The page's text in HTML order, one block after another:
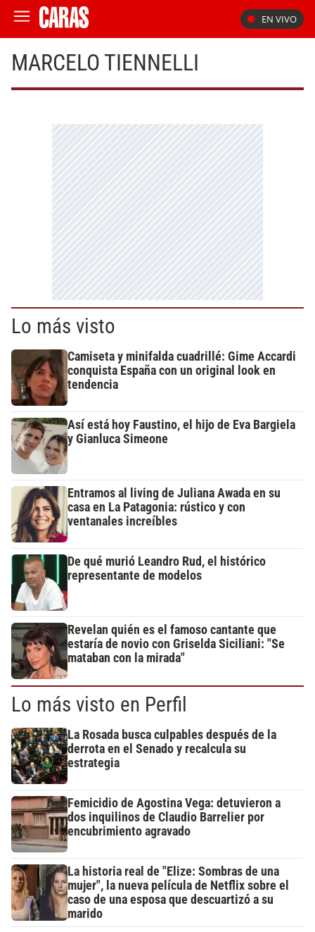
EN VIVO
MARCELO TIENNELLI
Lo más visto
Camiseta y minifalda cuadrillé: Gime Accardi
conquista España con un original look en
tendencia
Así está hoy Faustino, el hijo de Eva Bargiela
y Gianluca Simeone
Entramos al living de Juliana Awada en su
casa en La Patagonia: rústico y con
ventanales increíbles
De qué murió Leandro Rud, el histórico
representante de modelos
Revelan quién es el famoso cantante que
estaría de novio con Griselda Siciliani: "Se
mataban con la mirada"
Lo más visto en Perfil
La Rosada busca culpables después de la
derrota en el Senado y recalcula su
estrategia
Femicidio de Agostina Vega: detuvieron a
dos inquilinos de Claudio Barrelier por
encubrimiento agravado
La historia real de "Elize: Sombras de una
mujer", la nueva película de Netflix sobre el
caso de una esposa que descuartizó a su
marido